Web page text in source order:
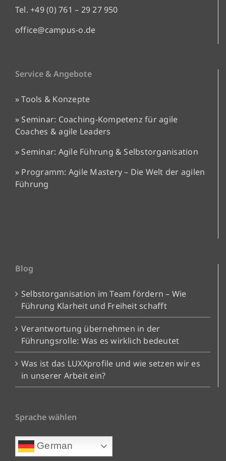
Tel. +49 (0) 761 – 29 27 950
office@campus-o.de
Service & Angebote
» Tools & Konzepte
» Seminar: Coaching-Kompetenz für agile
Coaches & agile Leaders
» Seminar: Agile Führung & Selbstorganisation
» Programm: Agile Mastery – Die Welt der agilen
Führung
Blog
Selbstorganisation im Team fördern – Wie
Führung Klarheit und Freiheit schafft
Verantwortung übernehmen in der
Führungsrolle: Was es wirklich bedeutet
Was ist das LUXXprofile und wie setzen wir es
in unserer Arbeit ein?
Sprache wählen
German